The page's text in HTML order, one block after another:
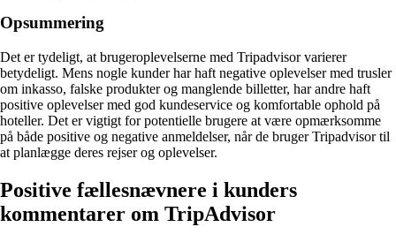
Opsummering
Det er tydeligt, at brugeroplevelserne med Tripadvisor varierer
betydeligt. Mens nogle kunder har haft negative oplevelser med trusler
om inkasso, falske produkter og manglende billetter, har andre haft
positive oplevelser med god kundeservice og komfortable ophold på
hoteller. Det er vigtigt for potentielle brugere at være opmærksomme
på både positive og negative anmeldelser, når de bruger Tripadvisor til
at planlægge deres rejser og oplevelser.
Positive fællesnævnere i kunders
kommentarer om TripAdvisor